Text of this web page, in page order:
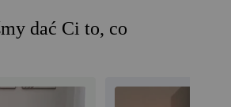
dać Ci to, co